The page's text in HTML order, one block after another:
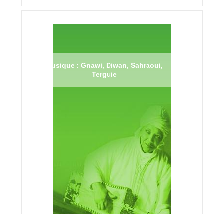
Musique : Gnawi, Diwan, Sahraoui,
Terguie